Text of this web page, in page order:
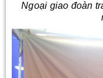
Ngoại giao đoàn